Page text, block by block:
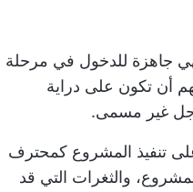
جاهزة للدخول في مرحلة
من المهم أن تكون على دراية
أجل غير مسمى.
تنفيذ المشروع كمحترف
والثغرات التي قد